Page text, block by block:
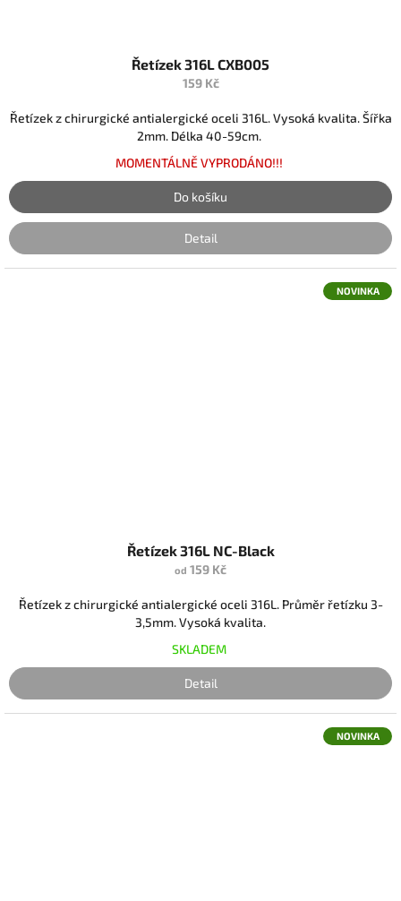
Řetízek 316L CXB005
159 Kč
Řetízek z chirurgické antialergické oceli 316L. Vysoká kvalita. Šířka
2mm. Délka 40-59cm.
MOMENTÁLNĚ VYPRODÁNO!!!
Do košíku
Detail
NOVINKA
Řetízek 316L NC-Black
od 159 Kč
Řetízek z chirurgické antialergické oceli 316L. Průměr řetízku 3-
3,5mm. Vysoká kvalita.
SKLADEM
Detail
NOVINKA